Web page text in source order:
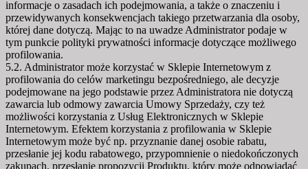
informacje o zasadach ich podejmowania, a także o znaczeniu i
przewidywanych konsekwencjach takiego przetwarzania dla osoby,
której dane dotyczą. Mając to na uwadze Administrator podaje w
tym punkcie polityki prywatności informacje dotyczące możliwego
profilowania.
5.2. Administrator może korzystać w Sklepie Internetowym z
profilowania do celów marketingu bezpośredniego, ale decyzje
podejmowane na jego podstawie przez Administratora nie dotyczą
zawarcia lub odmowy zawarcia Umowy Sprzedaży, czy też
możliwości korzystania z Usług Elektronicznych w Sklepie
Internetowym. Efektem korzystania z profilowania w Sklepie
Internetowym może być np. przyznanie danej osobie rabatu,
przesłanie jej kodu rabatowego, przypomnienie o niedokończonych
zakupach, przesłanie propozycji Produktu, który może odpowiadać